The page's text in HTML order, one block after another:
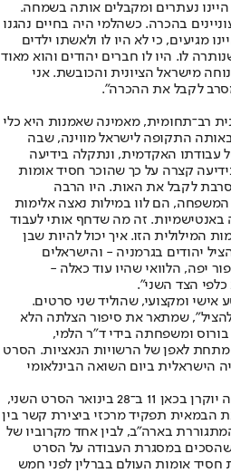
נעתרים ומקבלים אותה בשמחה.
בהכרה. כשהלמי היה בחיים נהגנו
מגיעים, כי לא היו לו ולאשתו ילדים
לו. היו לו חברים יהודים והוא מאוד
מישראל הציונית והכובשת. אני
לקבל את ההכרה".
רב־תחומית, מאמינה שאמנות היא כלי
התקופה לישראל מווינה, שבה
האקדמית, ונתקלה בידיעה
קצרה על כך שהוכר חסיד אומות
לקבל את האות. היו הרבה
הם לוו במילות נאצה אלימות
זה מה שדחף אותי לעבוד
המילולית הזו. איך יכול להיות שבן
יהודים בגרמניה - והישראלים
יפה, הלוואי שהיו עוד כאלה -
כלפי הצד השני".
החלה אז מסע אישי ומקצועי, שהוליד שני סרטים.
שמתאר את סיפור הצלתה הלא
בורוס ומשפחתה בידי ד"ר הלמי,
לאפן של הרשויות הנאציות. הסרט
הישראלית ביום השואה הבינלאומי
לרגל יום השואה הבינלאומי השנה יוקרן בכאן 11 ב־28 בינואר הסרט השני,
הבמאית תפקיד מרכזי ביצירת קשר בין
בארה"ב, לבין אחד מקרוביו של
שהסכים במסגרת העבודה על הסרט
אומות העולם בברלין לפני חמש